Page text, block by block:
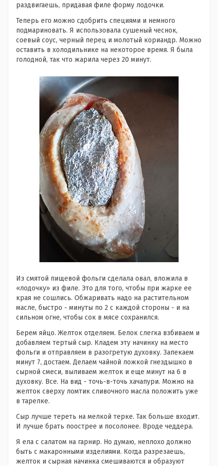
раздвигаешь, придавая филе форму лодочки.
Теперь его можно сдобрить специями и немного
подмариновать. Я использовала сушеный чеснок,
соевый соус, черный перец и молотый кориандр. Можно
оставить в холодильнике на некоторое время. Я была
голодной, так что жарила через 20 минут.
Из смятой пищевой фольги сделала овал, вложила в
«лодочку» из филе. Это для того, чтобы при жарке ее
края не сошлись. Обжаривать надо на растительном
масле, быстро - минуты по 2 с каждой стороны - и на
сильном огне, чтобы сок в мясе сохранился.
Берем яйцо. Желток отделяем. Белок слегка взбиваем и
добавляем тертый сыр. Кладем эту начинку на место
фольги и отправляем в разогретую духовку. Запекаем
минут 7, достаем. Делаем чайной ложкой гнездышко в
сырной смеси, выливаем желток и еще минут на 6 в
духовку. Все. На вид - точь-в-точь хачапури. Можно на
желток сверху ломтик сливочного масла положить уже
в тарелке.
Сыр лучше тереть на мелкой терке. Так больше входит.
И лучше брать поострее и посолонее. Вроде чеддера.
Я ела с салатом на гарнир. Но думаю, неплохо должно
быть с макаронными изделиями. Когда разрезаешь,
желток и сырная начинка смешиваются и образуют